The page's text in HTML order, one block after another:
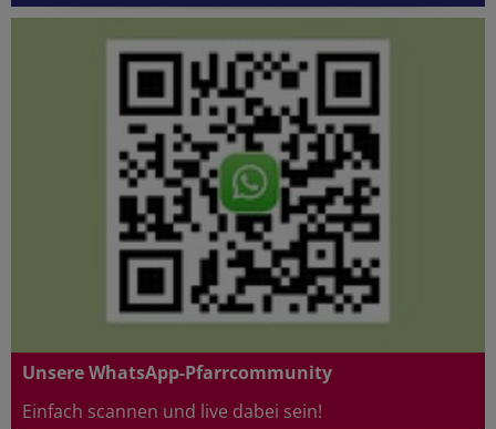
Unsere WhatsApp-Pfarrcommunity
Einfach scannen und live dabei sein!